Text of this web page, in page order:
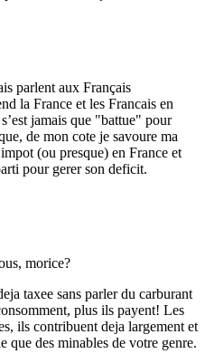
parlent aux Français
la France et les Francais en
jamais que "battue" pour
de mon cote je savoure ma
(ou presque) en France et
pour gerer son deficit.
morice?
taxee sans parler du carburant
plus ils payent! Les
ils contribuent deja largement et
que des minables de votre genre.